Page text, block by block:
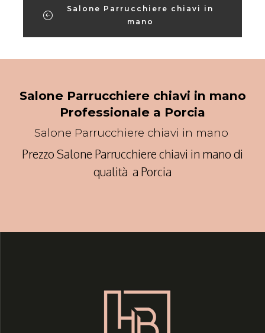
Salone Parrucchiere chiavi in
mano
Salone Parrucchiere chiavi in mano
Professionale a Porcia
Salone Parrucchiere chiavi in mano
Prezzo Salone Parrucchiere chiavi in mano di
qualità a Porcia